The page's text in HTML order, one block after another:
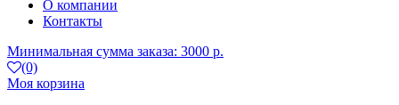
О компании
Контакты
Минимальная сумма заказа: 3000 р.
(0)
Моя корзина